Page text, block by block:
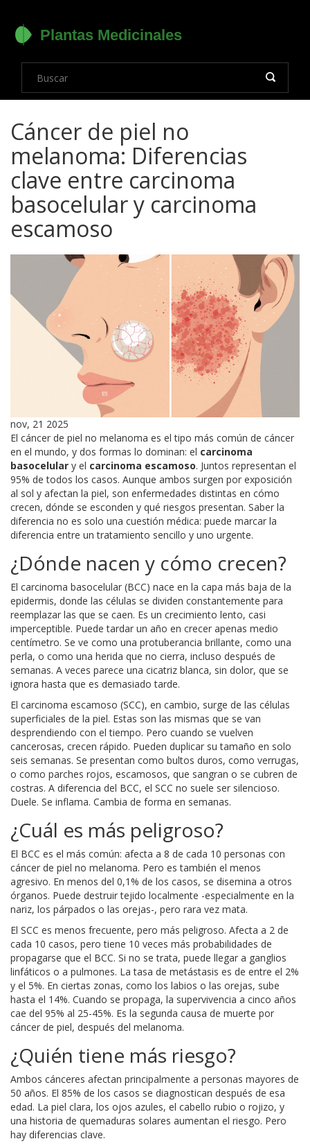
Cáncer de piel no
melanoma: Diferencias
clave entre carcinoma
basocelular y carcinoma
escamoso
nov, 21 2025
El cáncer de piel no melanoma es el tipo más común de cáncer
en el mundo, y dos formas lo dominan: el carcinoma
basocelular y el carcinoma escamoso. Juntos representan el
95% de todos los casos. Aunque ambos surgen por exposición
al sol y afectan la piel, son enfermedades distintas en cómo
crecen, dónde se esconden y qué riesgos presentan. Saber la
diferencia no es solo una cuestión médica: puede marcar la
diferencia entre un tratamiento sencillo y uno urgente.
¿Dónde nacen y cómo crecen?
El carcinoma basocelular (BCC) nace en la capa más baja de la
epidermis, donde las células se dividen constantemente para
reemplazar las que se caen. Es un crecimiento lento, casi
imperceptible. Puede tardar un año en crecer apenas medio
centímetro. Se ve como una protuberancia brillante, como una
perla, o como una herida que no cierra, incluso después de
semanas. A veces parece una cicatriz blanca, sin dolor, que se
ignora hasta que es demasiado tarde.
El carcinoma escamoso (SCC), en cambio, surge de las células
superficiales de la piel. Estas son las mismas que se van
desprendiendo con el tiempo. Pero cuando se vuelven
cancerosas, crecen rápido. Pueden duplicar su tamaño en solo
seis semanas. Se presentan como bultos duros, como verrugas,
o como parches rojos, escamosos, que sangran o se cubren de
costras. A diferencia del BCC, el SCC no suele ser silencioso.
Duele. Se inflama. Cambia de forma en semanas.
¿Cuál es más peligroso?
El BCC es el más común: afecta a 8 de cada 10 personas con
cáncer de piel no melanoma. Pero es también el menos
agresivo. En menos del 0,1% de los casos, se disemina a otros
órganos. Puede destruir tejido localmente -especialmente en la
nariz, los párpados o las orejas-, pero rara vez mata.
El SCC es menos frecuente, pero más peligroso. Afecta a 2 de
cada 10 casos, pero tiene 10 veces más probabilidades de
propagarse que el BCC. Si no se trata, puede llegar a ganglios
linfáticos o a pulmones. La tasa de metástasis es de entre el 2%
y el 5%. En ciertas zonas, como los labios o las orejas, sube
hasta el 14%. Cuando se propaga, la supervivencia a cinco años
cae del 95% al 25-45%. Es la segunda causa de muerte por
cáncer de piel, después del melanoma.
¿Quién tiene más riesgo?
Ambos cánceres afectan principalmente a personas mayores de
50 años. El 85% de los casos se diagnostican después de esa
edad. La piel clara, los ojos azules, el cabello rubio o rojizo, y
una historia de quemaduras solares aumentan el riesgo. Pero
hay diferencias clave.